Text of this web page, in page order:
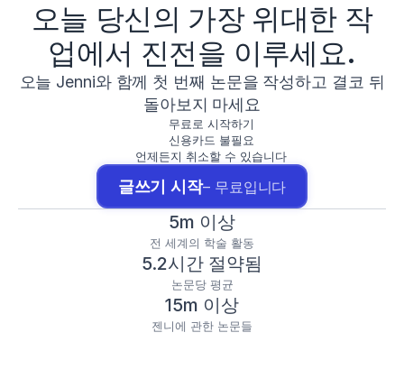
오늘 당신의 가장 위대한 작
업에서 진전을 이루세요.
오늘 Jenni와 함께 첫 번째 논문을 작성하고 결코 뒤
돌아보지 마세요
무료로 시작하기
신용카드 불필요
언제든지 취소할 수 있습니다
글쓰기 시작– 무료입니다
5m 이상
전 세계의 학술 활동
5.2시간 절약됨
논문당 평균
15m 이상
젠니에 관한 논문들